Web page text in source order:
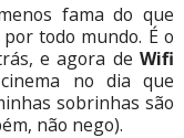
fama do que
todo mundo. É o
e agora de Wifi
no dia que
sobrinhas são
não nego).